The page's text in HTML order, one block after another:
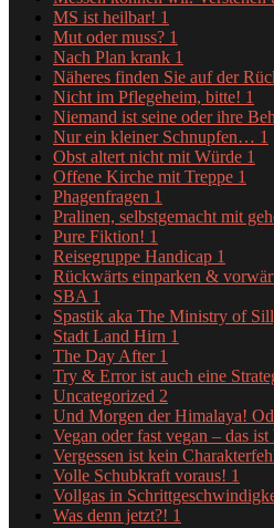
MS ist heilbar! 1
Mut oder muss? 1
Nach Plan krank 1
Näheres finden Sie auf der
Nicht im Pflegeheim, bitte! 1
Niemand ist seine oder ihre
Nur ein kleiner Schnupfen… 1
Obst altert nicht mit Würde 1
Offene Kirche mit Treppe 1
Phagenfragen 1
Pralinen, selbstgemacht mit
Pure Fiktion! 1
Reisegruppe Handicap 1
Rückwärts einparken &
SBA 1
Spastik aka The Ministry of
Stadt Land Hirn 1
The Day After 1
Try & Error ist auch eine
Uncategorized 2
Und Morgen der Himalaya!
Vegan oder fast vegan – das
Vergessen ist kein
Volle Schubkraft voraus! 1
Vollgas in
Was denn jetzt?! 1